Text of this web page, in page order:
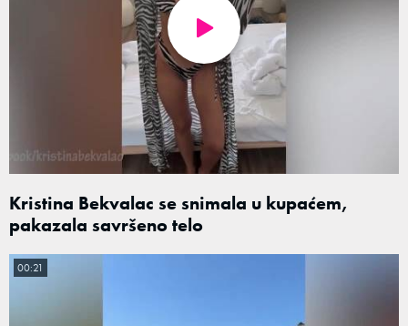
Kristina Bekvalac se snimala u kupaćem,
pakazala savršeno telo
00:21